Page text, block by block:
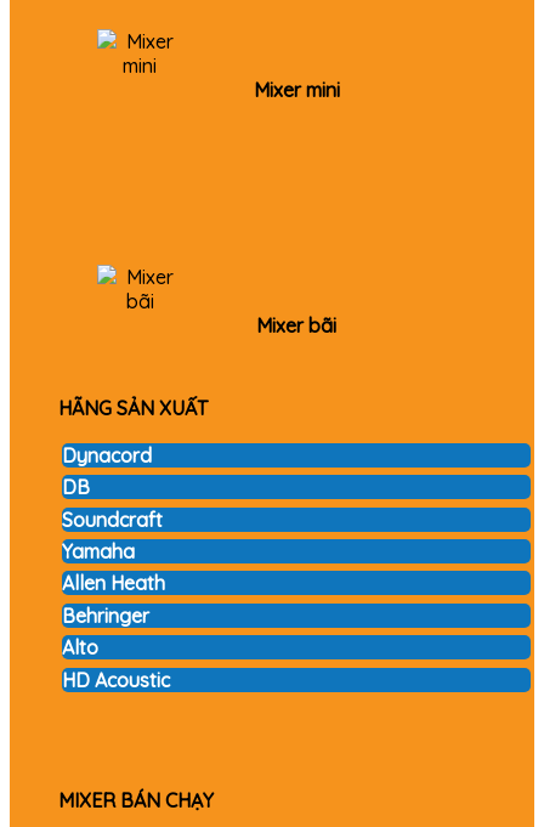
Mixer mini
Mixer bãi
HÃNG SẢN XUẤT
Dynacord
DB
Soundcraft
Yamaha
Allen Heath
Behringer
Alto
HD Acoustic
MIXER BÁN CHẠY